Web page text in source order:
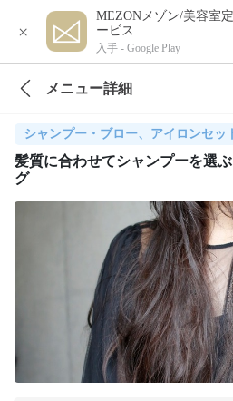
×
MEZONメゾン/美容室
ービス
入手 - Google Play
メニュー詳細
シャンプー・ブロー、アイロンセッ
髪質に合わせてシャンプーを選
グ